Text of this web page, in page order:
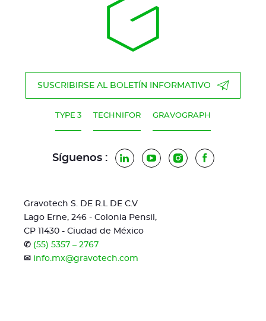
SUSCRIBIRSE AL BOLETÍN INFORMATIVO
TYPE 3 TECHNIFOR GRAVOGRAPH
Síguenos : LinkedInYouTubeInstagramFacebook
Gravotech S. DE R.L DE C.V
Lago Erne, 246 - Colonia Pensil,
CP 11430 - Ciudad de México
✆ (55) 5357 – 2767
✉ info.mx@gravotech.com